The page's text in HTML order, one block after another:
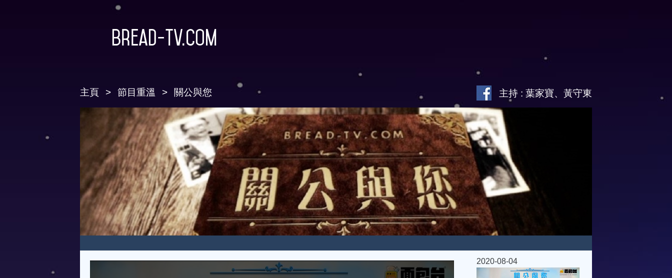
Bread-TV.com
主頁 節目重溫 關公與您 主持 : 葉家寶、黃守東
2020-08-04